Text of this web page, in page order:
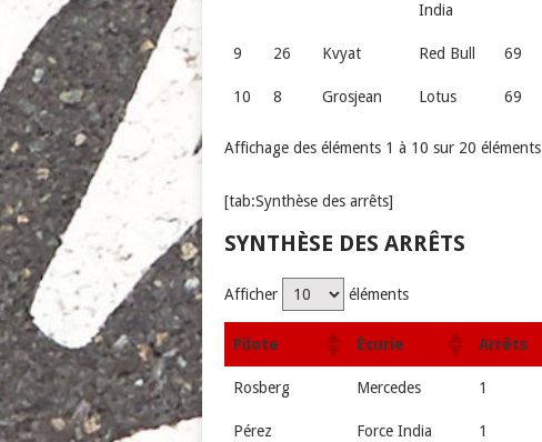
India
9 26 Kvyat Red Bull 69
10 8 Grosjean Lotus 69
Affichage des éléments 1 à 10 sur 20 éléments
[tab:Synthèse des arrêts]
SYNTHÈSE DES ARRÊTS
Afficher éléments
Pilote Écurie Arrêts
Rosberg Mercedes 1
Pérez Force India 1